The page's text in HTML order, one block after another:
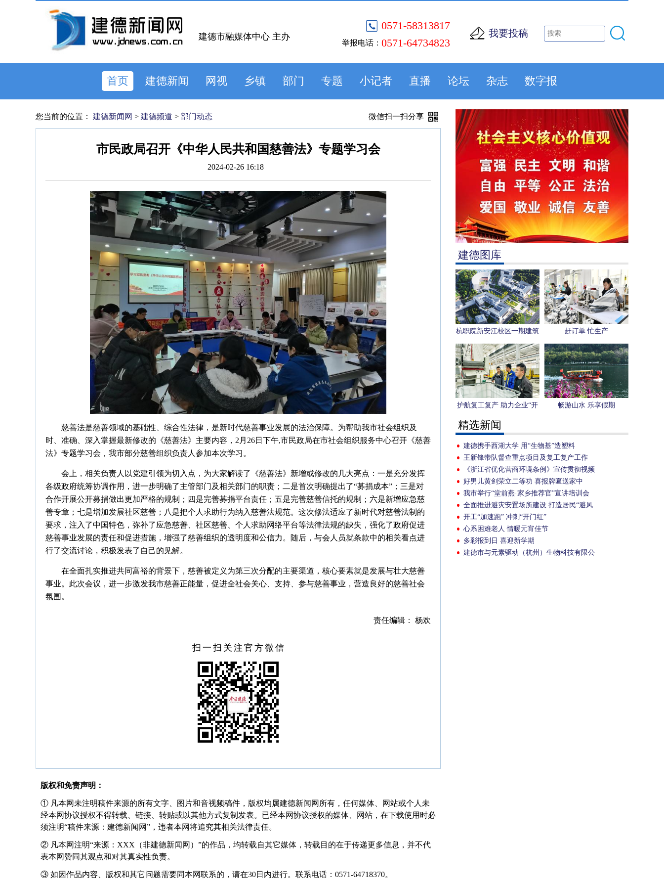
0571-58313817
举报电话： 0571-64734823
我要投稿
建德市融媒体中心 主办
首页 建德新闻 网视 乡镇 部门 专题 小记者 直播 论坛 杂志 数字报
建德图库
杭职院新安江校区一期建筑
方案获批
赶订单 忙生产
护航复工复产 助力企业“开
门红”
畅游山水 乐享假期
精选新闻
建德携手西湖大学 用“生物基”造塑料
王新锋带队督查重点项目及复工复产工作
《浙江省优化营商环境条例》宣传贯彻视频
会议召开
好男儿黄剑荣立二等功 喜报牌匾送家中
我市举行“堂前燕·家乡推荐官”宣讲培训会
全面推进避灾安置场所建设 打造居民“避风
港湾”
开工“加速跑” 冲刺“开门红”
心系困难老人 情暖元宵佳节
多彩报到日 喜迎新学期
建德市与元素驱动（杭州）生物科技有限公
您当前的位置： 建德新闻网 > 建德频道 > 部门动态 微信扫一扫分享
市民政局召开《中华人民共和国慈善法》专题学习会
2024-02-26 16:18
慈善法是慈善领域的基础性、综合性法律，是新时代慈善事业发展的法治保障。为帮助我市社会组织及
时、准确、深入掌握最新修改的《慈善法》主要内容，2月26日下午,市民政局在市社会组织服务中心召开《慈善
法》专题学习会，我市部分慈善组织负责人参加本次学习。
会上，相关负责人以党建引领为切入点，为大家解读了《慈善法》新增或修改的几大亮点：一是充分发挥
各级政府统筹协调作用，进一步明确了主管部门及相关部门的职责；二是首次明确提出了“募捐成本”；三是对
合作开展公开募捐做出更加严格的规制；四是完善募捐平台责任；五是完善慈善信托的规制；六是新增应急慈
善专章；七是增加发展社区慈善；八是把个人求助行为纳入慈善法规范。这次修法适应了新时代对慈善法制的
要求，注入了中国特色，弥补了应急慈善、社区慈善、个人求助网络平台等法律法规的缺失，强化了政府促进
慈善事业发展的责任和促进措施，增强了慈善组织的透明度和公信力。随后，与会人员就条款中的相关看点进
行了交流讨论，积极发表了自己的见解。
在全面扎实推进共同富裕的背景下，慈善被定义为第三次分配的主要渠道，核心要素就是发展与壮大慈善
事业。此次会议，进一步激发我市慈善正能量，促进全社会关心、支持、参与慈善事业，营造良好的慈善社会
氛围。
责任编辑： 杨欢
扫一扫关注官方微信
版权和免责声明：
① 凡本网未注明稿件来源的所有文字、图片和音视频稿件，版权均属建德新闻网所有，任何媒体、网站或个人未
经本网协议授权不得转载、链接、转贴或以其他方式复制发表。已经本网协议授权的媒体、网站，在下载使用时必
须注明“稿件来源：建德新闻网”，违者本网将追究其相关法律责任。
② 凡本网注明“来源：XXX（非建德新闻网）”的作品，均转载自其它媒体，转载目的在于传递更多信息，并不代
表本网赞同其观点和对其真实性负责。
③ 如因作品内容、版权和其它问题需要同本网联系的，请在30日内进行。联系电话：0571-64718370。